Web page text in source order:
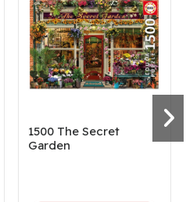
1500 The Secret
Garden